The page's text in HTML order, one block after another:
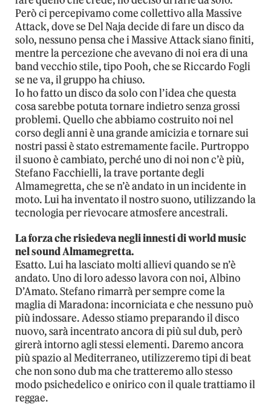
Però ci percepivamo come collettivo alla Massive
Attack, dove se Del Naja decide di fare un disco da
solo, nessuno pensa che i Massive Attack siano finiti,
mentre la percezione che avevano di noi era di una
band vecchio stile, tipo Pooh, che se Riccardo Fogli
se ne va, il gruppo ha chiuso.
Io ho fatto un disco da solo con l’idea che questa
cosa sarebbe potuta tornare indietro senza grossi
problemi. Quello che abbiamo costruito noi nel
corso degli anni è una grande amicizia e tornare sui
nostri passi è stato estremamente facile. Purtroppo
il suono è cambiato, perché uno di noi non c’è più,
Stefano Facchielli, la trave portante degli
Almamegretta, che se n’è andato in un incidente in
moto. Lui ha inventato il nostro suono, utilizzando la
tecnologia per rievocare atmosfere ancestrali.
La forza che risiedeva negli innesti di world music
nel sound Almamegretta.
Esatto. Lui ha lasciato molti allievi quando se n’è
andato. Uno di loro adesso lavora con noi, Albino
D’Amato. Stefano rimarrà per sempre come la
maglia di Maradona: incorniciata e che nessuno può
più indossare. Adesso stiamo preparando il disco
nuovo, sarà incentrato ancora di più sul dub, però
girerà intorno agli stessi elementi. Daremo ancora
più spazio al Mediterraneo, utilizzeremo tipi di beat
che non sono dub ma che tratteremo allo stesso
modo psichedelico e onirico con il quale trattiamo il
reggae.